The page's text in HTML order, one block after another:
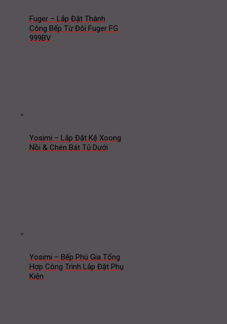
Fuger – Lắp Đặt Thành
Công Bếp Từ Đôi Fuger FG
999BV
Yosimi – Lắp Đặt Kệ Xoong
Nồi & Chén Bát Tủ Dưới
Yosimi – Bếp Phú Gia Tổng
Hợp Công Trình Lắp Đặt Phụ
Kiện